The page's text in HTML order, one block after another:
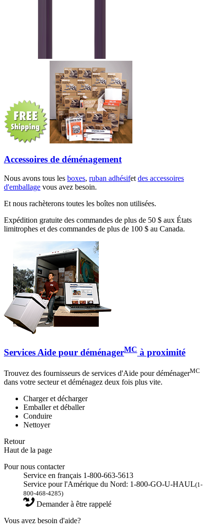
Accessoires de déménagement
Nous avons tous les boxes, ruban adhésifet des accessoires
d'emballage vous avez besoin.
Et nous rachèterons toutes les boîtes non utilisées.
Expédition gratuite des commandes de plus de 50 $ aux États
limitrophes et des commandes de plus de 100 $ au Canada.
Services Aide pour déménagerMC à proximité
Trouvez des fournisseurs de services d'Aide pour déménagerMC
dans votre secteur et déménagez deux fois plus vite.
Charger et décharger
Emballer et déballer
Conduire
Nettoyer
Retour
Haut de la page
Pour nous contacter
Service en français 1-800-663-5613
Service pour l'Amérique du Nord: 1-800-GO-U-HAUL(1-
800-468-4285)
Demander à être rappelé
Vous avez besoin d'aide?